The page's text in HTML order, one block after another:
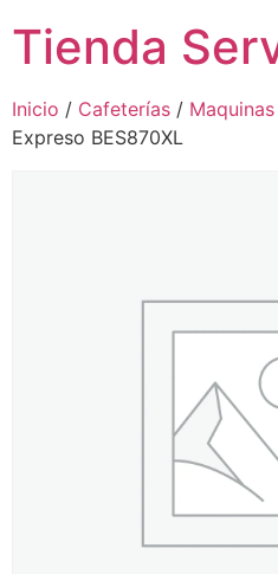
Tienda
Inicio / Cafeterías /
Expreso BES870XL